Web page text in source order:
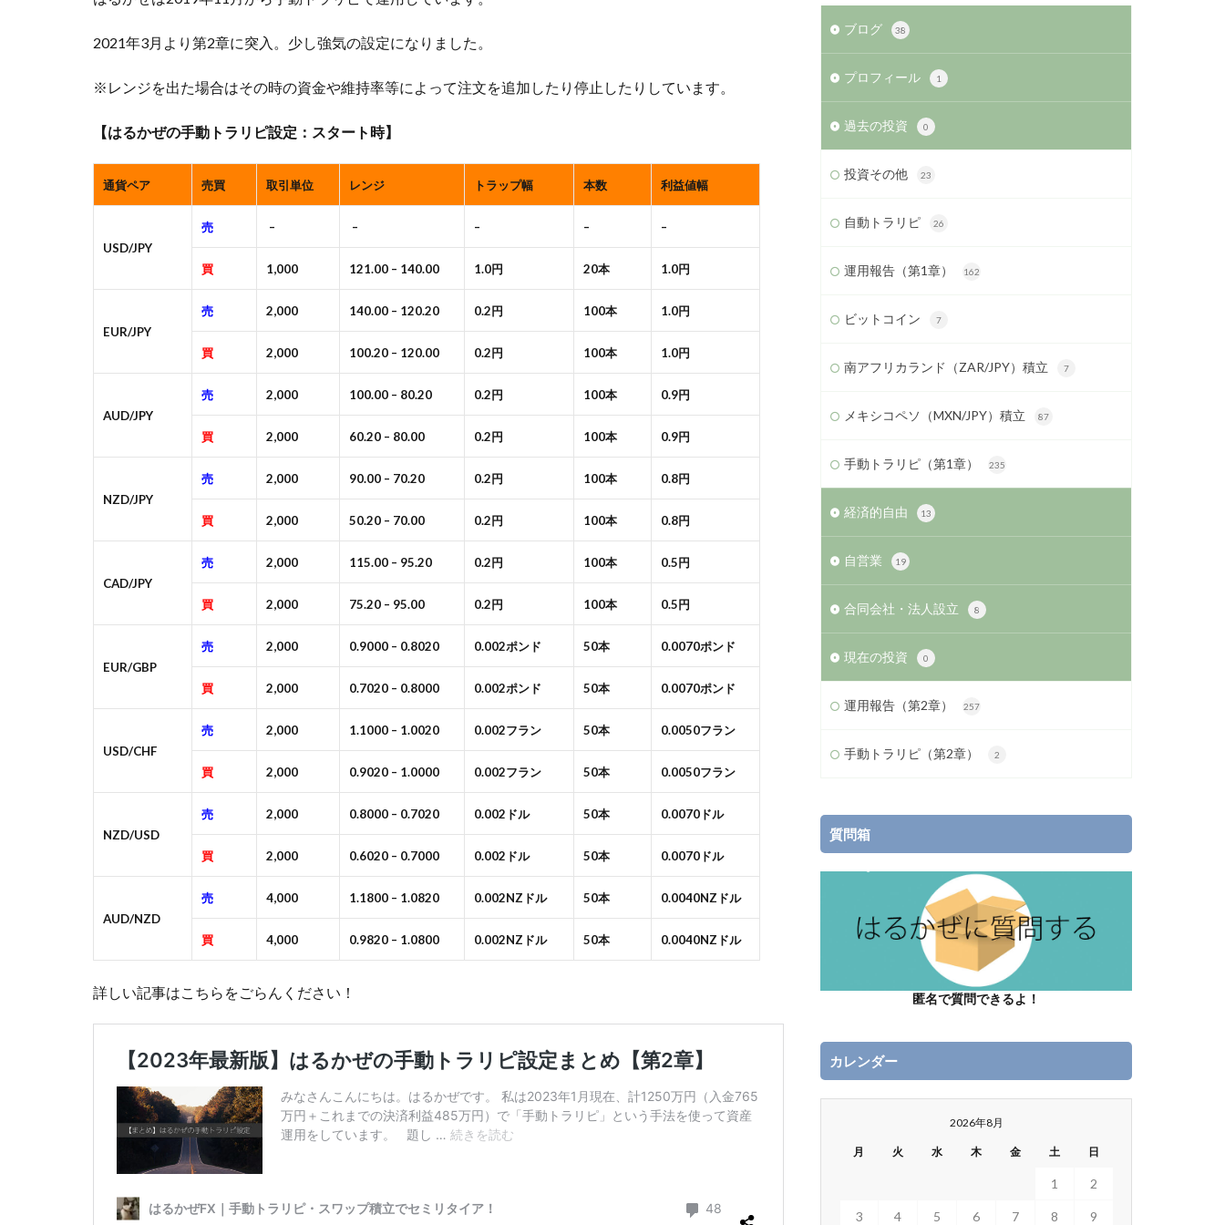
2021年3月より第2章に突入。少し強気の設定になりました。
※レンジを出た場合はその時の資金や維持率等によって注文を追加したり停止したりしています。
【はるかぜの手動トラリピ設定：スタート時】
通貨ペア 売買 取引単位 レンジ トラップ幅 本数 利益値幅
USD/JPY
売 – – – – –
買 1,000 121.00 – 140.00 1.0円 20本 1.0円
EUR/JPY
売 2,000 140.00 – 120.20 0.2円 100本 1.0円
買 2,000 100.20 – 120.00 0.2円 100本 1.0円
AUD/JPY
売 2,000 100.00 – 80.20 0.2円 100本 0.9円
買 2,000 60.20 – 80.00 0.2円 100本 0.9円
NZD/JPY
売 2,000 90.00 – 70.20 0.2円 100本 0.8円
買 2,000 50.20 – 70.00 0.2円 100本 0.8円
CAD/JPY
売 2,000 115.00 – 95.20 0.2円 100本 0.5円
買 2,000 75.20 – 95.00 0.2円 100本 0.5円
EUR/GBP
売 2,000 0.9000 – 0.8020 0.002ポンド 50本 0.0070ポンド
買 2,000 0.7020 – 0.8000 0.002ポンド 50本 0.0070ポンド
USD/CHF
売 2,000 1.1000 – 1.0020 0.002フラン 50本 0.0050フラン
買 2,000 0.9020 – 1.0000 0.002フラン 50本 0.0050フラン
NZD/USD
売 2,000 0.8000 – 0.7020 0.002ドル 50本 0.0070ドル
買 2,000 0.6020 – 0.7000 0.002ドル 50本 0.0070ドル
AUD/NZD
売 4,000 1.1800 – 1.0820 0.002NZドル 50本 0.0040NZドル
買 4,000 0.9820 – 1.0800 0.002NZドル 50本 0.0040NZドル
詳しい記事はこちらをごらんください！
ブログ 38
プロフィール 1
過去の投資 0
投資その他 23
自動トラリピ 26
運用報告（第1章） 162
ビットコイン 7
南アフリカランド（ZAR/JPY）積立 7
メキシコペソ（MXN/JPY）積立 87
手動トラリピ（第1章） 235
経済的自由 13
自営業 19
合同会社・法人設立 8
現在の投資 0
運用報告（第2章） 257
手動トラリピ（第2章） 2
質問箱
匿名で質問できるよ！
カレンダー
2026年8月
月 火 水 木 金 土 日
1 2
3 4 5 6 7 8 9